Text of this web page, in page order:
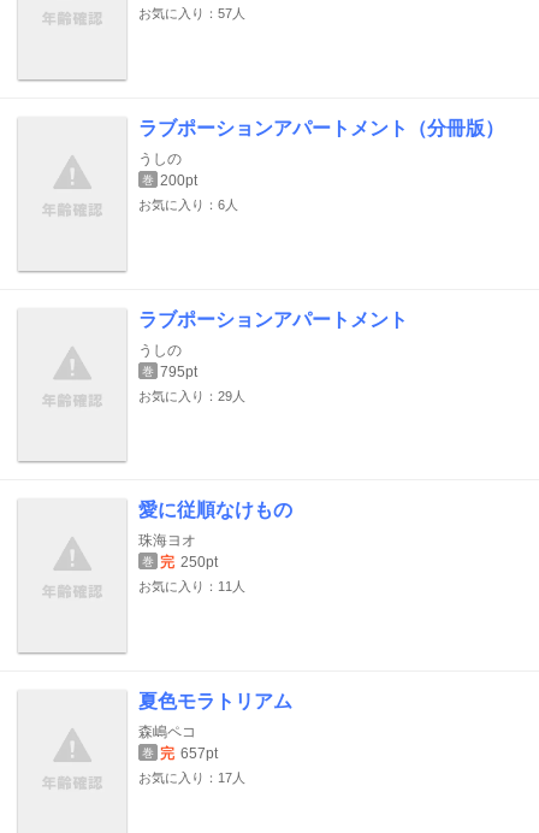
お気に入り：57人
ラブポーションアパートメント（分冊版）
うしの
巻 200pt
お気に入り：6人
ラブポーションアパートメント
うしの
巻 795pt
お気に入り：29人
愛に従順なけもの
珠海ヨオ
巻 完 250pt
お気に入り：11人
夏色モラトリアム
森嶋ペコ
巻 完 657pt
お気に入り：17人